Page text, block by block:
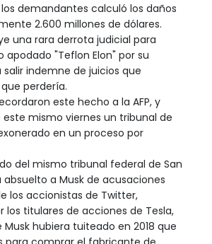
demandantes calculó los daños
2.600 millones de dólares.
una rara derrota judicial para
apodado "Teflon Elon" por su
indemne de juicios que
perdería.
este hecho a la AFP, y
mismo viernes un tribunal de
en un proceso por
del mismo tribunal federal de San
a Musk de acusaciones
los accionistas de Twitter,
los titulares de acciones de Tesla,
hubiera tuiteado en 2018 que